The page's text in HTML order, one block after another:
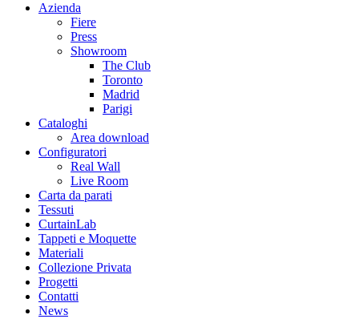
Azienda
Fiere
Press
Showroom
The Club
Toronto
Madrid
Parigi
Cataloghi
Area download
Configuratori
Real Wall
Live Room
Carta da parati
Tessuti
CurtainLab
Tappeti e Moquette
Materiali
Collezione Privata
Progetti
Contatti
News